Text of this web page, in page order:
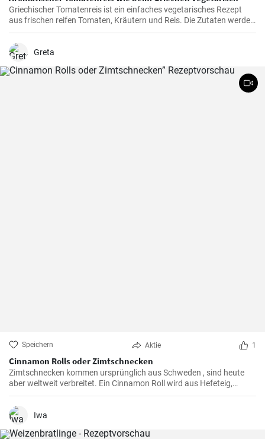
Griechischer Tomatenreis ist ein einfaches vegetarisches Rezept
aus frischen reifen Tomaten, Kräutern und Reis. Die Zutaten werden
zusammen gekocht und als vegetarische Hauptspeise zu Brot oder
Fetakäse genossen. Schnell und einfach zubereitet.
Greta
Speichern Aktie 1
Cinnamon Rolls oder Zimtschnecken
Zimtschnecken kommen ursprünglich aus Schweden , sind heute
aber weltweit verbreitet. Ein Cinnamon Roll wird aus Hefeteig,
Butter, Zimt und Zucker zubereitet . Ihre Kinder und Kaffeegäste
werden es lieben.
Iwa